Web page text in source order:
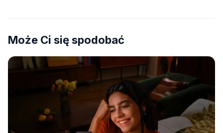
Może Ci się spodobać